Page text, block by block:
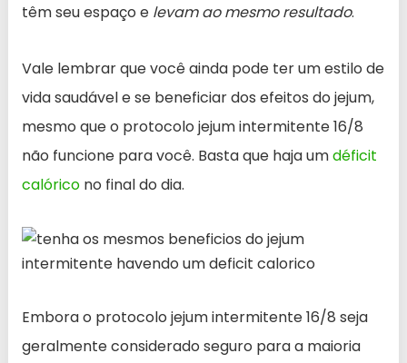
têm seu espaço e levam ao mesmo resultado.
Vale lembrar que você ainda pode ter um estilo de
vida saudável e se beneficiar dos efeitos do jejum,
mesmo que o protocolo jejum intermitente 16/8
não funcione para você. Basta que haja umdéficit
calórico no final do dia.
Embora o protocolo jejum intermitente 16/8 seja
geralmente considerado seguro para a maioria